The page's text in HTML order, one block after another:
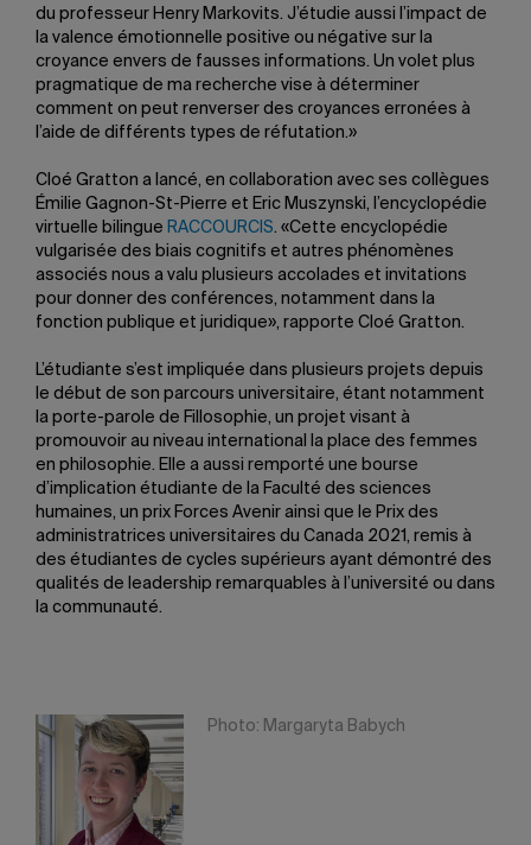
du professeur Henry Markovits. J’étudie aussi l’impact de
la valence émotionnelle positive ou négative sur la
croyance envers de fausses informations. Un volet plus
pragmatique de ma recherche vise à déterminer
comment on peut renverser des croyances erronées à
l’aide de différents types de réfutation.»
Cloé Gratton a lancé, en collaboration avec ses collègues
Émilie Gagnon-St-Pierre et Eric Muszynski, l’encyclopédie
virtuelle bilingue RACCOURCIS. «Cette encyclopédie
vulgarisée des biais cognitifs et autres phénomènes
associés nous a valu plusieurs accolades et invitations
pour donner des conférences, notamment dans la
fonction publique et juridique», rapporte Cloé Gratton.
L’étudiante s’est impliquée dans plusieurs projets depuis
le début de son parcours universitaire, étant notamment
la porte-parole de Fillosophie, un projet visant à
promouvoir au niveau international la place des femmes
en philosophie. Elle a aussi remporté une bourse
d’implication étudiante de la Faculté des sciences
humaines, un prix Forces Avenir ainsi que le Prix des
administratrices universitaires du Canada 2021, remis à
des étudiantes de cycles supérieurs ayant démontré des
qualités de leadership remarquables à l’université ou dans
la communauté.
Photo: Margaryta Babych